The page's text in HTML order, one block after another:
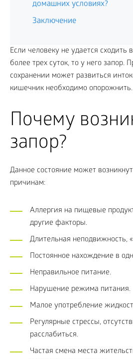
домашних условиях?
Заключение
Если человеку не удается сходить
более трех суток, то у него запор.
сохранении может развиться
кишечник необходимо опорожнить.
Почему
запор?
Данное состояние может
причинам:
Аллергия на пищевые
другие факторы.
Длительная неподвижность,
Постоянное нахождение в
Неправильное питание.
Нарушение режима питания.
Малое употребление
Регулярные стрессы,
расслабиться.
Частая смена места